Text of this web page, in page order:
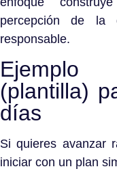
percepción de la
responsable.
(plantilla)
días
Si quieres avanzar
iniciar con un plan